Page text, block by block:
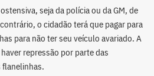
seja da polícia ou da GM, de
o cidadão terá que pagar para
para não ter seu veículo avariado. A
repressão por parte das
flanelinhas.